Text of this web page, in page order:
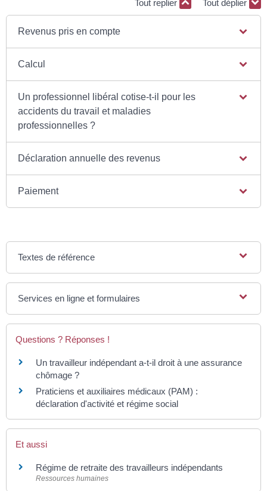
Tout replier Tout déplier
Revenus pris en compte
Calcul
Un professionnel libéral cotise-t-il pour les
accidents du travail et maladies
professionnelles ?
Déclaration annuelle des revenus
Paiement
Textes de référence
Services en ligne et formulaires
Questions ? Réponses !
Un travailleur indépendant a-t-il droit à une assurance
chômage ?
Praticiens et auxiliaires médicaux (PAM) :
déclaration d'activité et régime social
Et aussi
Régime de retraite des travailleurs indépendants
Ressources humaines